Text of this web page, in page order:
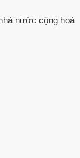
nước cộng hoà